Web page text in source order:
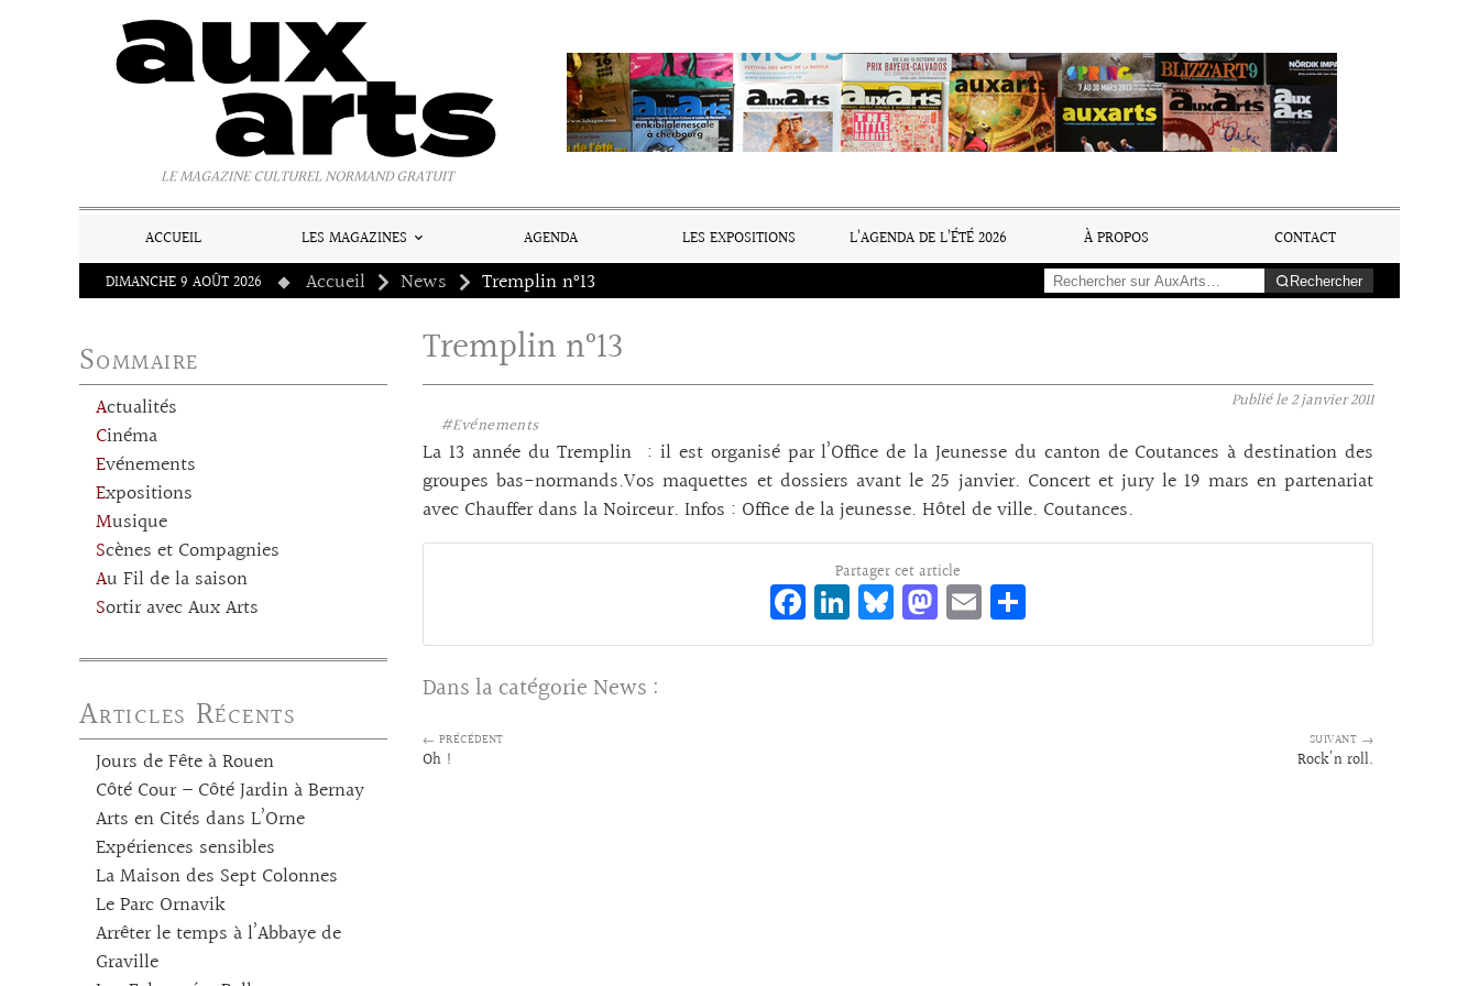
LE MAGAZINE CULTUREL NORMAND GRATUIT
ACCUEIL LES MAGAZINES AGENDA LES EXPOSITIONS L’AGENDA DE L’ÉTÉ 2026 À PROPOS
CONTACT
DIMANCHE 9 AOÛT 2026
Accueil News Tremplin n°13 Rechercher
Sommaire
Actualités
Cinéma
Evénements
Expositions
Musique
Scènes et Compagnies
Au Fil de la saison
Sortir avec Aux Arts
Articles Récents
Jours de Fête à Rouen
Côté Cour – Côté Jardin à Bernay
Arts en Cités dans L’Orne
Expériences sensibles
La Maison des Sept Colonnes
Le Parc Ornavik
Arrêter le temps à l’Abbaye de
Graville
Tremplin n°13
Publié le2 janvier 2011
#Evénements
La 13 année du Tremplin : il est organisé par l’Office de la Jeunesse du canton de Coutances à destination des
groupes bas-normands.Vos maquettes et dossiers avant le 25 janvier. Concert et jury le 19 mars en partenariat
avec Chauffer dans la Noirceur. Infos : Office de la jeunesse. Hôtel de ville. Coutances.
Partager cet article
Fa
ce
Li
n
Bl
ue
M
as
E
m rt
Dans la catégorie News :
← PRÉCÉDENT
Oh !
SUIVANT →
Rock'n roll.
Panneau de gestion des cookies